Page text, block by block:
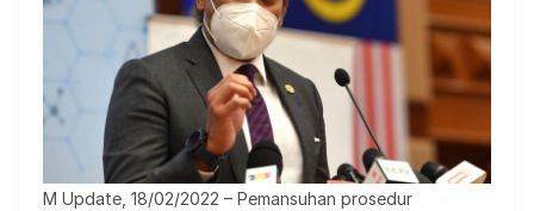
M Update, 18/02/2022 – Pemansuhan prosedur